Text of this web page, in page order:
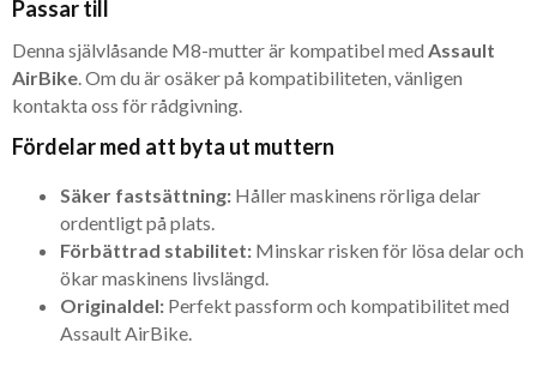
Passar till
Denna självlåsande M8-mutter är kompatibel med Assault
AirBike. Om du är osäker på kompatibiliteten, vänligen
kontakta oss för rådgivning.
Fördelar med att byta ut muttern
Säker fastsättning: Håller maskinens rörliga delar
ordentligt på plats.
Förbättrad stabilitet: Minskar risken för lösa delar och
ökar maskinens livslängd.
Originaldel: Perfekt passform och kompatibilitet med
Assault AirBike.